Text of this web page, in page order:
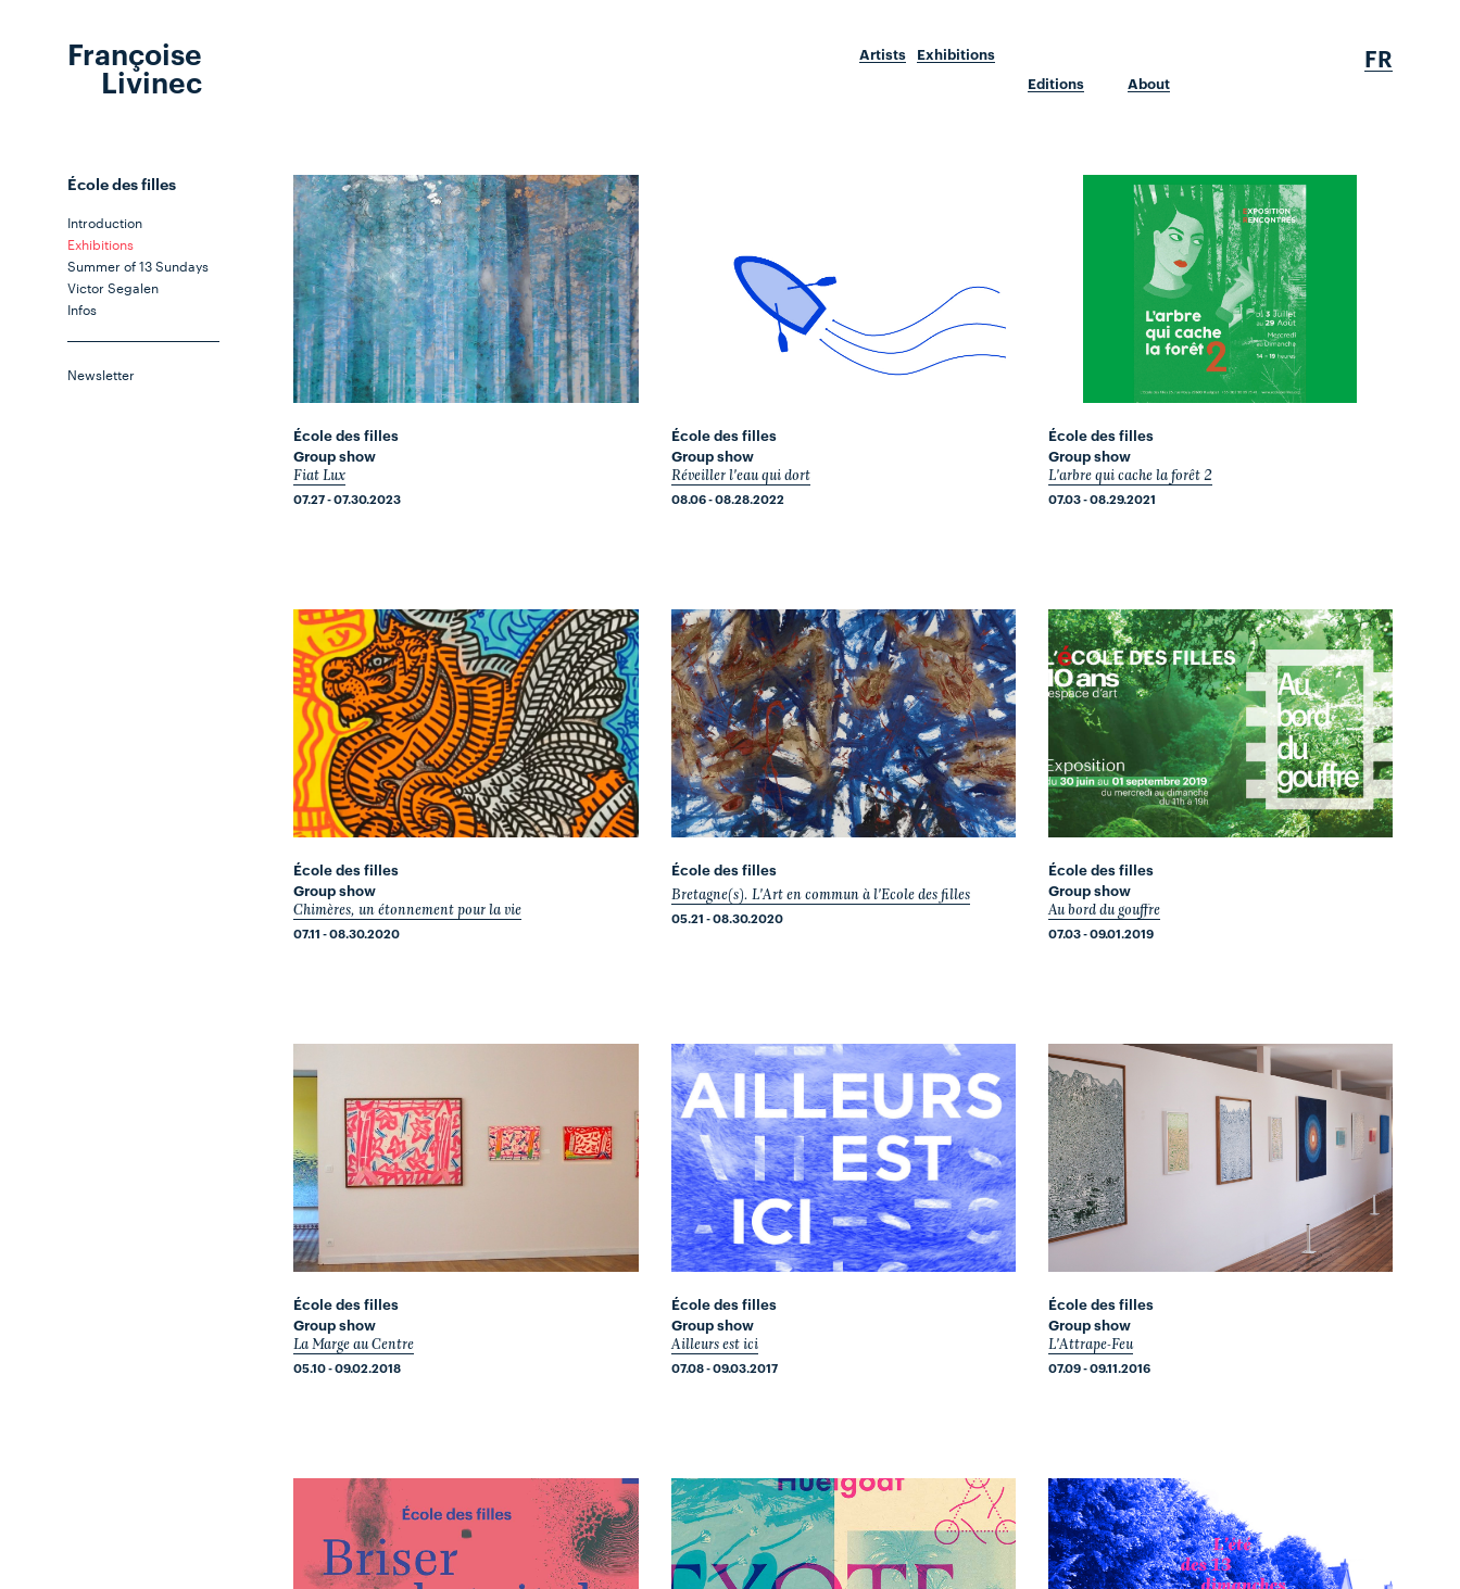
Françoise
Livinec
Artists
Exhibitions
Editions
About
FR
École des filles
Introduction
Exhibitions
Summer of 13 Sundays
Victor Segalen
Infos
Newsletter
École des filles
Group show
Fiat Lux
07.27 - 07.30.2023
École des filles
Group show
Réveiller l'eau qui dort
08.06 - 08.28.2022
École des filles
Group show
L'arbre qui cache la forêt 2
07.03 - 08.29.2021
École des filles
Group show
Chimères, un étonnement pour la vie
07.11 - 08.30.2020
École des filles
Bretagne(s). L'Art en commun à l'Ecole des filles
05.21 - 08.30.2020
École des filles
Group show
Au bord du gouffre
07.03 - 09.01.2019
École des filles
Group show
La Marge au Centre
05.10 - 09.02.2018
École des filles
Group show
Ailleurs est ici
07.08 - 09.03.2017
École des filles
Group show
L'Attrape-Feu
07.09 - 09.11.2016